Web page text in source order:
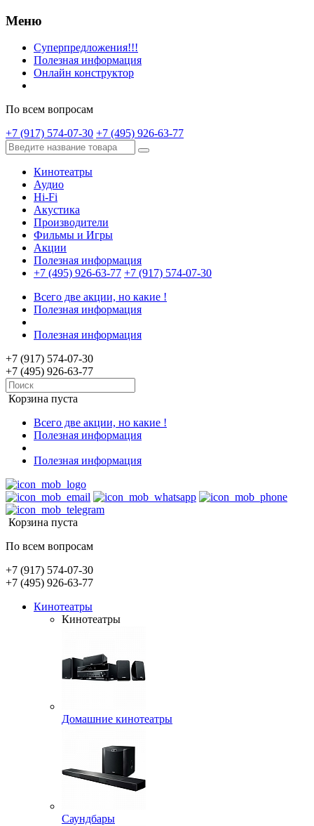
Меню
Суперпредложения!!!
Полезная информация
Онлайн конструктор
По всем вопросам
+7 (917) 574-07-30 +7 (495) 926-63-77
Кинотеатры
Аудио
Hi-Fi
Акустика
Производители
Фильмы и Игры
Акции
Полезная информация
+7 (495) 926-63-77 +7 (917) 574-07-30
Всего две акции, но какие !
Полезная информация
Полезная информация
+7 (917) 574-07-30
+7 (495) 926-63-77
Корзина пуста
Всего две акции, но какие !
Полезная информация
Полезная информация
Корзина пуста
По всем вопросам
+7 (917) 574-07-30
+7 (495) 926-63-77
Кинотеатры
Кинотеатры
Домашние кинотеатры
Саундбары